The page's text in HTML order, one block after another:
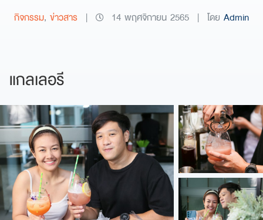
กิจกรรม, ข่าวสาร | 14 พฤศจิกายน 2565 | โดย Admin
แกลเลอรี